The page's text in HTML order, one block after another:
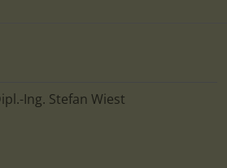
Ing. Stefan Wiest